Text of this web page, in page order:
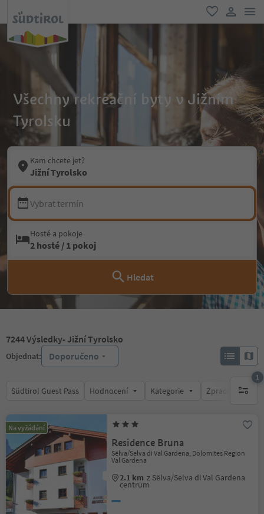
oblíbené
Všechny rekreační byty v Jižním
Tyrolsku
Kam chcete jet?
Jižní Tyrolsko
Vybrat termín
Hosté a pokoje
2 hosté / 1 pokoj
Hledat
7244Výsledky- Jižní Tyrolsko
Objednat: Doporučeno
Südtirol Guest Pass Hodnocení Kategorie Zpracovává
1
1
Na vyžádání
Residence Bruna
Sëlva/Selva di Val Gardena, Dolomites Region
Val Gardena
2.1 km z Sëlva/Selva di Val Gardena
centrum